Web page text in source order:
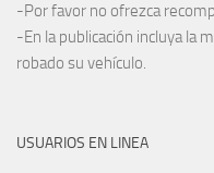
-Por favor no ofrezca
-En la publicación incluya la
robado su vehículo.
USUARIOS EN LINEA